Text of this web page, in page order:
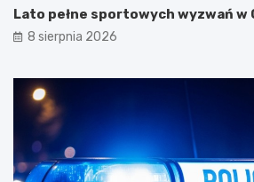
Lato pełne sportowych wyzwań w
8 sierpnia 2026